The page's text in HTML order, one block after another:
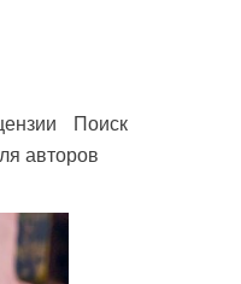
Поиск
авторов